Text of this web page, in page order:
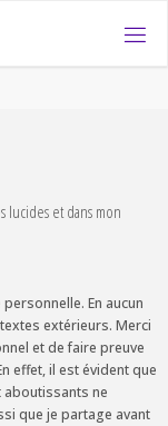
lucides et dans mon
En aucun
extérieurs. Merci
et de faire preuve
effet, il est évident que
aboutissants ne
que je partage avant